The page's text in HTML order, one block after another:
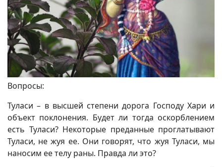
Вопросы:
Туласи – в высшей степени дорога Господу Хари и
объект поклонения. Будет ли тогда оскорблением
есть Туласи? Некоторые преданные проглатывают
Туласи, не жуя ее. Они говорят, что жуя Туласи, мы
наносим ее телу раны. Правда ли это?